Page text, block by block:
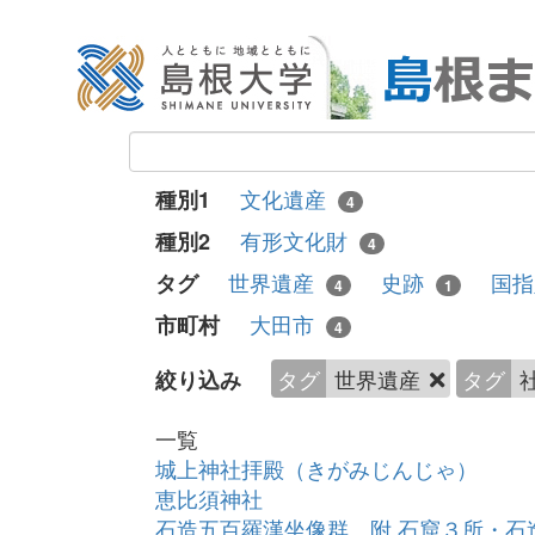
種別1 文化遺産 4
種別2 有形文化財 4
タグ 世界遺産 4 史跡 1
国
市町村
大田市 4
絞り込み タグ 世界遺産 タグ
一覧
城上神社拝殿（きがみじんじゃ）
恵比須神社
石造五百羅漢坐像群 附 石窟３所・石